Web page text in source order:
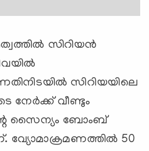
സിറിയന്‍
സിറിയയിലെ
വീണ്ടും
സൈന്യം ബോംബ്
വ്യോമാക്രമണത്തില്‍ 50